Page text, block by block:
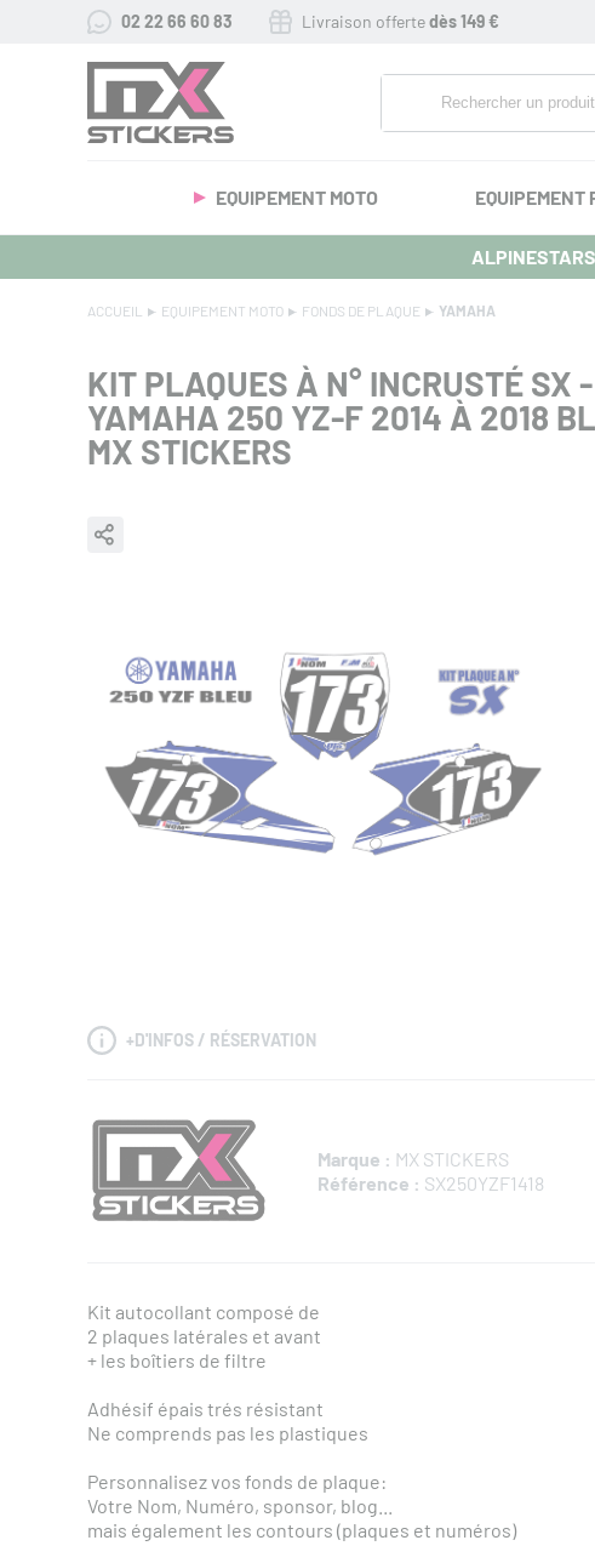
02 22 66 60 83 Livraison offertedès 149 €
EQUIPEMENT MOTO EQUIPEMENT
ACCUEIL EQUIPEMENT MOTO FONDS DE PLAQUE YAMAHA
KIT PLAQUES À N° INCRUSTÉ SX -
YAMAHA 250 YZ-F 2014 À 2018
MX STICKERS
+D'INFOS / RÉSERVATION
Marque : MX STICKERS
Référence : SX250YZF1418
Kit autocollant composé de
2 plaques latérales et avant
+ les boîtiers de filtre
Adhésif épais trés résistant
Ne comprends pas les plastiques
Personnalisez vos fonds de plaque:
Votre Nom, Numéro, sponsor, blog...
mais également les contours (plaques et numéros)